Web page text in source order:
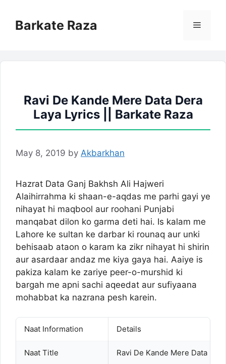
contentBarkate Raza Menu
Ravi De Kande Mere Data Dera
Laya Lyrics || Barkate Raza
May 8, 2019 by Akbarkhan
Hazrat Data Ganj Bakhsh Ali Hajweri
Alaihirrahma ki shaan-e-aqdas me parhi gayi ye
nihayat hi maqbool aur roohani Punjabi
manqabat dilon ko garma deti hai. Is kalam me
Lahore ke sultan ke darbar ki rounaq aur unki
behisaab ataon o karam ka zikr nihayat hi shirin
aur asardaar andaz me kiya gaya hai. Aaiye is
pakiza kalam ke zariye peer-o-murshid ki
bargah me apni sachi aqeedat aur sufiyaana
mohabbat ka nazrana pesh karein.
Naat Information Details
Naat Title Ravi De Kande Mere Data